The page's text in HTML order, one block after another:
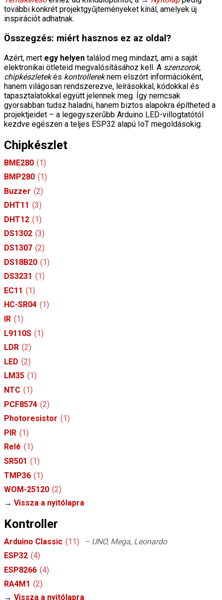
további konkrét projektgyűjteményeket kínál, amelyek új
inspirációt adhatnak.
Összegzés: miért hasznos ez az oldal?
Azért, mert egy helyen találod meg mindazt, ami a saját
elektronikai ötleteid megvalósításához kell. A szenzorok,
chipkészletekés kontrollereknem elszórt információként,
hanem világosan rendszerezve, leírásokkal, kódokkal és
tapasztalatokkal együtt jelennek meg. Így nemcsak
gyorsabban tudsz haladni, hanem biztos alapokra építheted a
projektjeidet – a legegyszerűbb Arduino LED-villogtatótól
kezdve egészen a teljes ESP32 alapú IoT megoldásokig.
Chipkészlet
BME280 (1)
BMP280 (1)
Buzzer (2)
DHT11 (3)
DHT12 (1)
DS1302 (3)
DS1307 (2)
DS18B20 (1)
DS3231 (1)
EC11 (1)
HC-SR04 (1)
IR (1)
L9110S (1)
LDR (2)
LED (2)
LM35 (1)
NTC (1)
PCF8574 (2)
Photoresistor (1)
PIR (1)
Relé (1)
SR501 (1)
TMP36 (1)
WOM-25120 (2)
→ Vissza a nyitólapra
Kontroller
Arduino Classic (11)
– UNO, Mega, Leonardo
ESP32 (4)
ESP8266 (4)
RA4M1 (2)
→ Vissza a nyitólapra